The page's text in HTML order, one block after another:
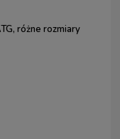
różne rozmiary